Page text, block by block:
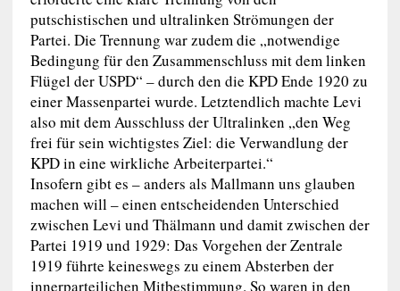
putschistischen und ultralinken Strömungen der
Partei. Die Trennung war zudem die „notwendige
Bedingung für den Zusammenschluss mit dem linken
Flügel der USPD“ – durch den die KPD Ende 1920 zu
einer Massenpartei wurde. Letztendlich machte Levi
also mit dem Ausschluss der Ultralinken „den Weg
frei für sein wichtigstes Ziel: die Verwandlung der
KPD in eine wirkliche Arbeiterpartei.“
Insofern gibt es – anders als Mallmann uns glauben
machen will – einen entscheidenden Unterschied
zwischen Levi und Thälmann und damit zwischen der
Partei 1919 und 1929: Das Vorgehen der Zentrale
1919 führte keineswegs zu einem Absterben der
innerparteilichen Mitbestimmung. So waren in den